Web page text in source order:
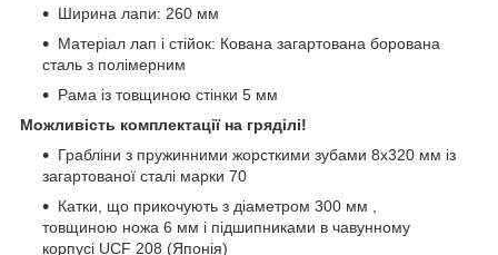
Ширина лапи: 260 мм
Матеріал лап і стійок: Кована загартована борована
сталь з полімерним
Рама із товщиною стінки 5 мм
Можливість комплектації на гряділі!
Грабліни з пружинними жорсткими зубами 8х320 мм із
загартованої сталі марки 70
Катки, що прикочують з діаметром 300 мм ,
товщиною ножа 6 мм і підшипниками в чавунному
корпусі UCF 208 (Японія)